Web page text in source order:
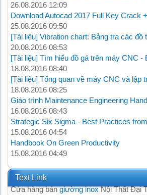
26.08.2016 12:09
Download Autocad 2017 Full Key Crack
25.08.2016 09:50
[Tài liệu] Vibration chart: Bảng tra các đồ
20.08.2016 08:53
[Tài liệu] Tìm hiểu đồ gá trên máy CNC -
18.08.2016 08:40
[Tài liệu] Tổng quan về máy CNC và lập
18.08.2016 08:25
Giáo trình Maintenance Engineering
16.08.2016 08:43
Strategic Six Sigma - Best Practices
15.08.2016 04:54
Handbook On Green Productivity
15.08.2016 04:49
Text Link
Cửa hàng bángiường inoxNội Thất Đại